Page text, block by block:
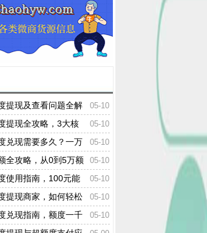
05-10
提现及查看问题全解
05-10
提现全攻略，3大核
+避坑指南 05-10
兑现需要多久？一万
05-10
全攻略，从0到5万额
05-10
使用指南，100元能
05-10
提现商家，如何轻松
05-10
兑现指南，额度一千